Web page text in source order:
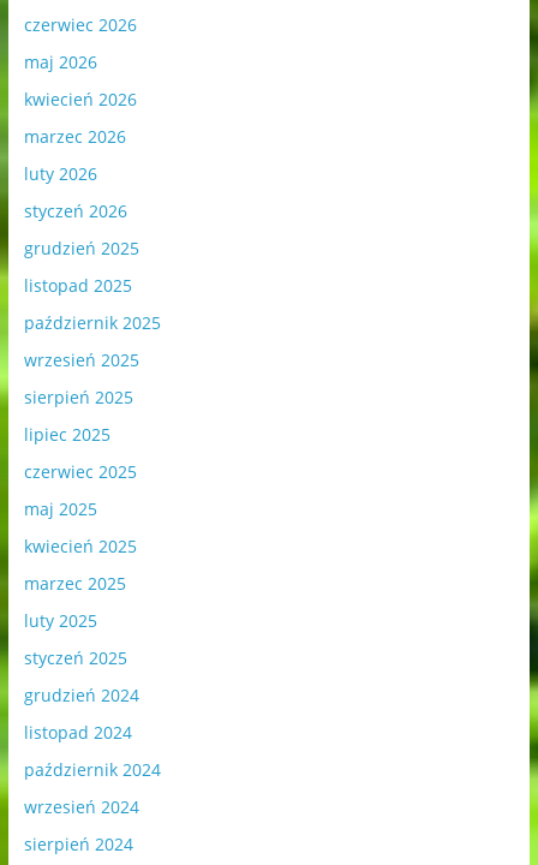
czerwiec 2026
maj 2026
kwiecień 2026
marzec 2026
luty 2026
styczeń 2026
grudzień 2025
listopad 2025
październik 2025
wrzesień 2025
sierpień 2025
lipiec 2025
czerwiec 2025
maj 2025
kwiecień 2025
marzec 2025
luty 2025
styczeń 2025
grudzień 2024
listopad 2024
październik 2024
wrzesień 2024
sierpień 2024